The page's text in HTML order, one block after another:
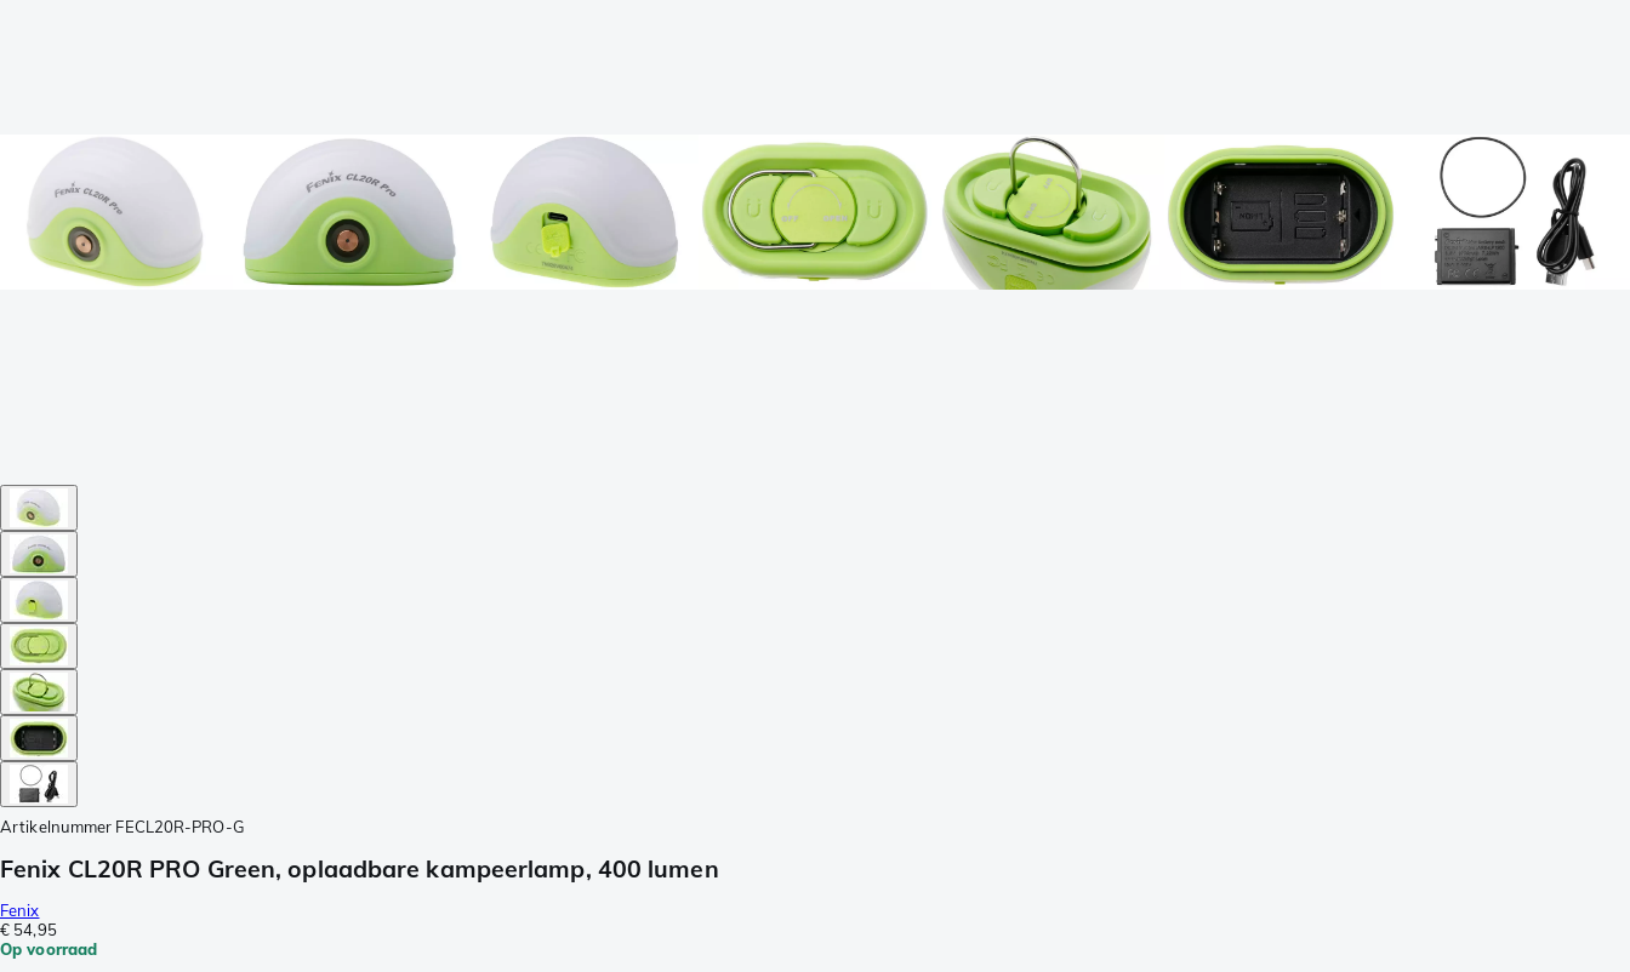
Artikelnummer FECL20R-PRO-G
Fenix CL20R PRO Green, oplaadbare kampeerlamp, 400 lumen
Fenix
€ 54,95
Op voorraad